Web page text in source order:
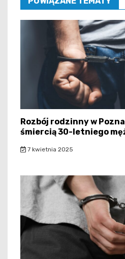
Rozbój rodzinny w
śmiercią 30-letniego
7 kwietnia 2025